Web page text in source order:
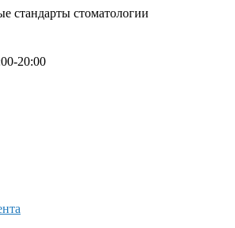
стандарты стоматологии
20:00